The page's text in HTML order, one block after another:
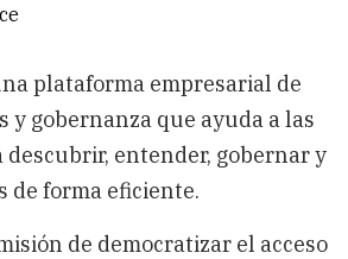
plataforma empresarial de
y gobernanza que ayuda a las
descubrir, entender, gobernar y
de forma eficiente.
de democratizar el acceso